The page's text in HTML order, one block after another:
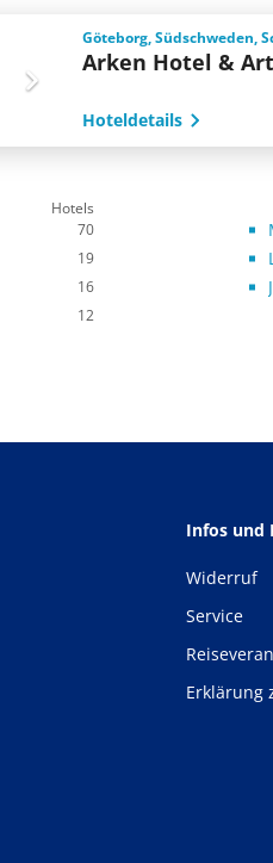
Göteborg, Südschweden,
Arken Hotel &
Hoteldetails
Hotels
70
19
16
12
Infos und
Widerruf
Service
Erklärung